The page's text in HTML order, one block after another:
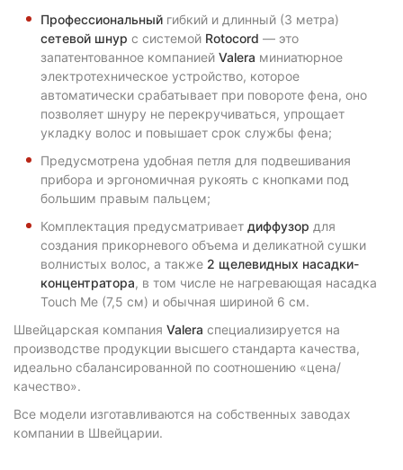
Профессиональный гибкий и длинный (3 метра)
сетевой шнур с системой Rotocord — это
запатентованное компанией Valera миниатюрное
электротехническое устройство, которое
автоматически срабатывает при повороте фена, оно
позволяет шнуру не перекручиваться, упрощает
укладку волос и повышает срок службы фена;
Предусмотрена удобная петля для подвешивания
прибора и эргономичная рукоять с кнопками под
большим правым пальцем;
Комплектация предусматривает диффузор для
создания прикорневого объема и деликатной сушки
волнистых волос, а также 2 щелевидных насадки-
концентратора, в том числе не нагревающая насадка
Touch Me (7,5 см) и обычная шириной 6 см.
Швейцарская компания Valera специализируется на
производстве продукции высшего стандарта качества,
идеально сбалансированной по соотношению «цена/
качество».
Все модели изготавливаются на собственных заводах
компании в Швейцарии.